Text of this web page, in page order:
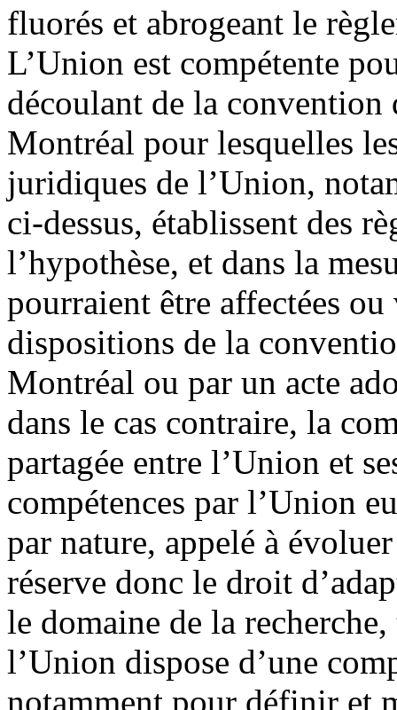
fluorés et abrogeant le
L’Union est compétente
découlant de la
Montréal pour lesquelles
juridiques de l’Union,
ci-dessus, établissent des
l’hypothèse, et dans la
pourraient être affectées
dispositions de la
Montréal ou par un acte
dans le cas contraire, la
partagée entre l’Union et
compétences par l’Union
par nature, appelé à
réserve donc le droit
le domaine de la
l’Union dispose d’une
notamment pour définir et